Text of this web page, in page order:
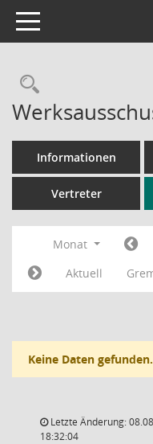
Toggle navigation
Informationen
Vertreter
Monat
Aktuell
Keine Daten gefunden.
Letzte Änderung:
18:32:04